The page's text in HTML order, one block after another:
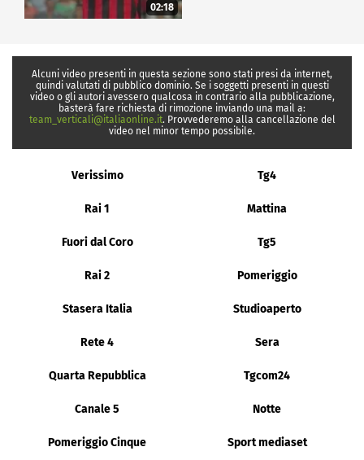
02:18
Alcuni video presenti in questa sezione sono stati presi da internet,
quindi valutati di pubblico dominio. Se i soggetti presenti in questi
video o gli autori avessero qualcosa in contrario alla pubblicazione,
basterà fare richiesta di rimozione inviando una mail a:
team_verticali@italiaonline.it. Provvederemo alla cancellazione del
video nel minor tempo possibile.
Verissimo Tg4
Rai 1 Mattina
Fuori dal Coro Tg5
Rai 2 Pomeriggio
Stasera Italia Studioaperto
Rete 4 Sera
Quarta Repubblica Tgcom24
Canale 5 Notte
Pomeriggio Cinque Sport mediaset